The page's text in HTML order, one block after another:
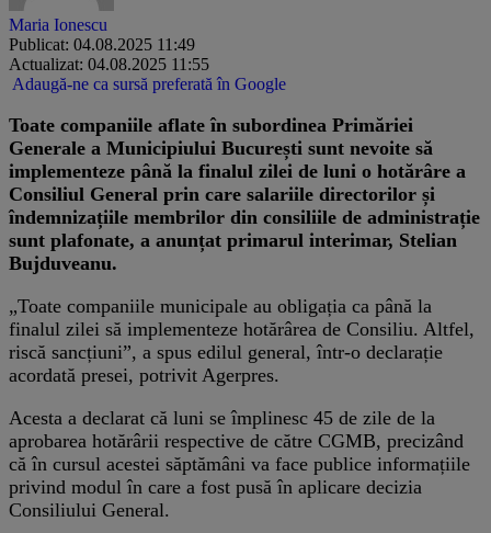
Maria Ionescu
Publicat: 04.08.2025 11:49
Actualizat: 04.08.2025 11:55
Adaugă-ne ca sursă preferată în Google
Toate companiile aflate în subordinea Primăriei
Generale a Municipiului București sunt nevoite să
implementeze până la finalul zilei de luni o hotărâre a
Consiliul General prin care salariile directorilor și
îndemnizațiile membrilor din consiliile de administrație
sunt plafonate, a anunțat primarul interimar, Stelian
Bujduveanu.
„Toate companiile municipale au obligația ca până la
finalul zilei să implementeze hotărârea de Consiliu. Altfel,
riscă sancțiuni”, a spus edilul general, într-o declarație
acordată presei, potrivit Agerpres.
Acesta a declarat că luni se împlinesc 45 de zile de la
aprobarea hotărârii respective de către CGMB, precizând
că în cursul acestei săptămâni va face publice informațiile
privind modul în care a fost pusă în aplicare decizia
Consiliului General.